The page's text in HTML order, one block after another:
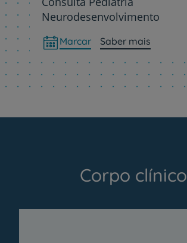
Neurodesenvolvimento
Marcar Saber mais
Corpo clínico